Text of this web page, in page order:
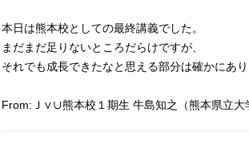
本日は熊本校としての最終講義でした。
まだまだ足りないところだらけですが、
それでも成長できたなと思える部分は確かにあり
From:Ｊ∨∪熊本校１期生 牛島知之（熊本県立大